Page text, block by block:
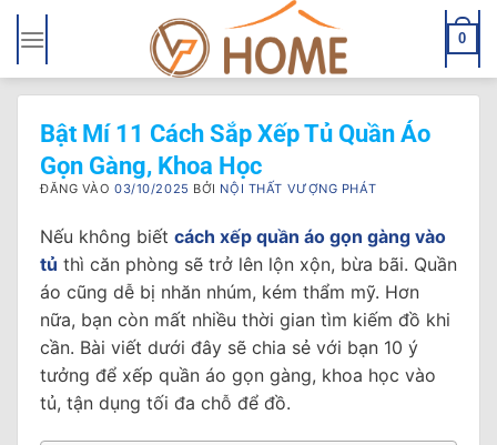
Bỏ
qua
nội
dung
0
Bật Mí 11 Cách Sắp Xếp Tủ Quần Áo
Gọn Gàng, Khoa Học
ĐĂNG VÀO03/10/2025 BỞI NỘI THẤT VƯỢNG PHÁT
Nếu không biết cách xếp quần áo gọn gàng vào
tủ thì căn phòng sẽ trở lên lộn xộn, bừa bãi. Quần
áo cũng dễ bị nhăn nhúm, kém thẩm mỹ. Hơn
nữa, bạn còn mất nhiều thời gian tìm kiếm đồ khi
cần. Bài viết dưới đây sẽ chia sẻ với bạn 10 ý
tưởng để xếp quần áo gọn gàng, khoa học vào
tủ, tận dụng tối đa chỗ để đồ.